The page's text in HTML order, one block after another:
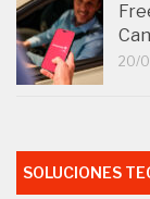
20/
SOLUCIONES